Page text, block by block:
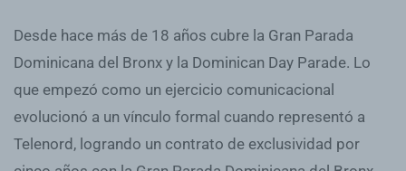
Desde hace más de 18 años cubre la Gran Parada
Dominicana del Bronx y la Dominican Day Parade. Lo
que empezó como un ejercicio comunicacional
evolucionó a un vínculo formal cuando representó a
Telenord, logrando un contrato de exclusividad por